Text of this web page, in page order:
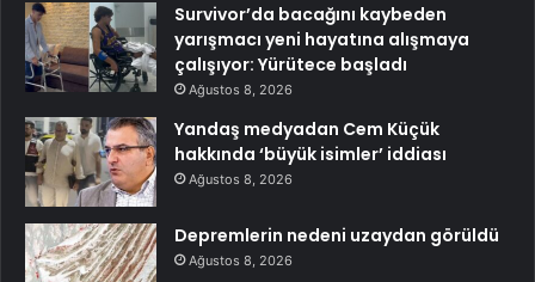
Survivor’da bacağını kaybeden
yarışmacı yeni hayatına alışmaya
çalışıyor: Yürütece başladı
Ağustos 8, 2026
Yandaş medyadan Cem Küçük
hakkında ‘büyük isimler’ iddiası
Ağustos 8, 2026
Depremlerin nedeni uzaydan görüldü
Ağustos 8, 2026